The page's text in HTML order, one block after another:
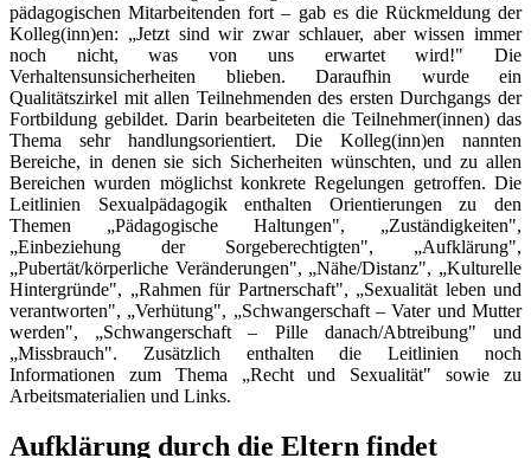
pädagogischen Mitarbeitenden fort – gab es die Rückmeldung der
Kolleg(inn)en: „Jetzt sind wir zwar schlauer, aber wissen immer
noch nicht, was von uns erwartet wird!" Die
Verhaltensunsicherheiten blieben. Daraufhin wurde ein
Qualitätszirkel mit allen Teilnehmenden des ersten Durchgangs der
Fortbildung gebildet. Darin bearbeiteten die Teilnehmer(innen) das
Thema sehr handlungsorientiert. Die Kolleg(inn)en nannten
Bereiche, in denen sie sich Sicherheiten wünschten, und zu allen
Bereichen wurden möglichst konkrete Regelungen getroffen. Die
Leitlinien Sexualpädagogik enthalten Orientierungen zu den
Themen „Pädagogische Haltungen", „Zuständigkeiten",
„Einbeziehung der Sorgeberechtigten", „Aufklärung",
„Pubertät/körperliche Veränderungen", „Nähe/Distanz", „Kulturelle
Hintergründe", „Rahmen für Partnerschaft", „Sexualität leben und
verantworten", „Verhütung", „Schwangerschaft – Vater und Mutter
werden", „Schwangerschaft – Pille danach/Abtreibung" und
„Missbrauch". Zusätzlich enthalten die Leitlinien noch
Informationen zum Thema „Recht und Sexualität" sowie zu
Arbeitsmaterialien und Links.
Aufklärung durch die Eltern findet